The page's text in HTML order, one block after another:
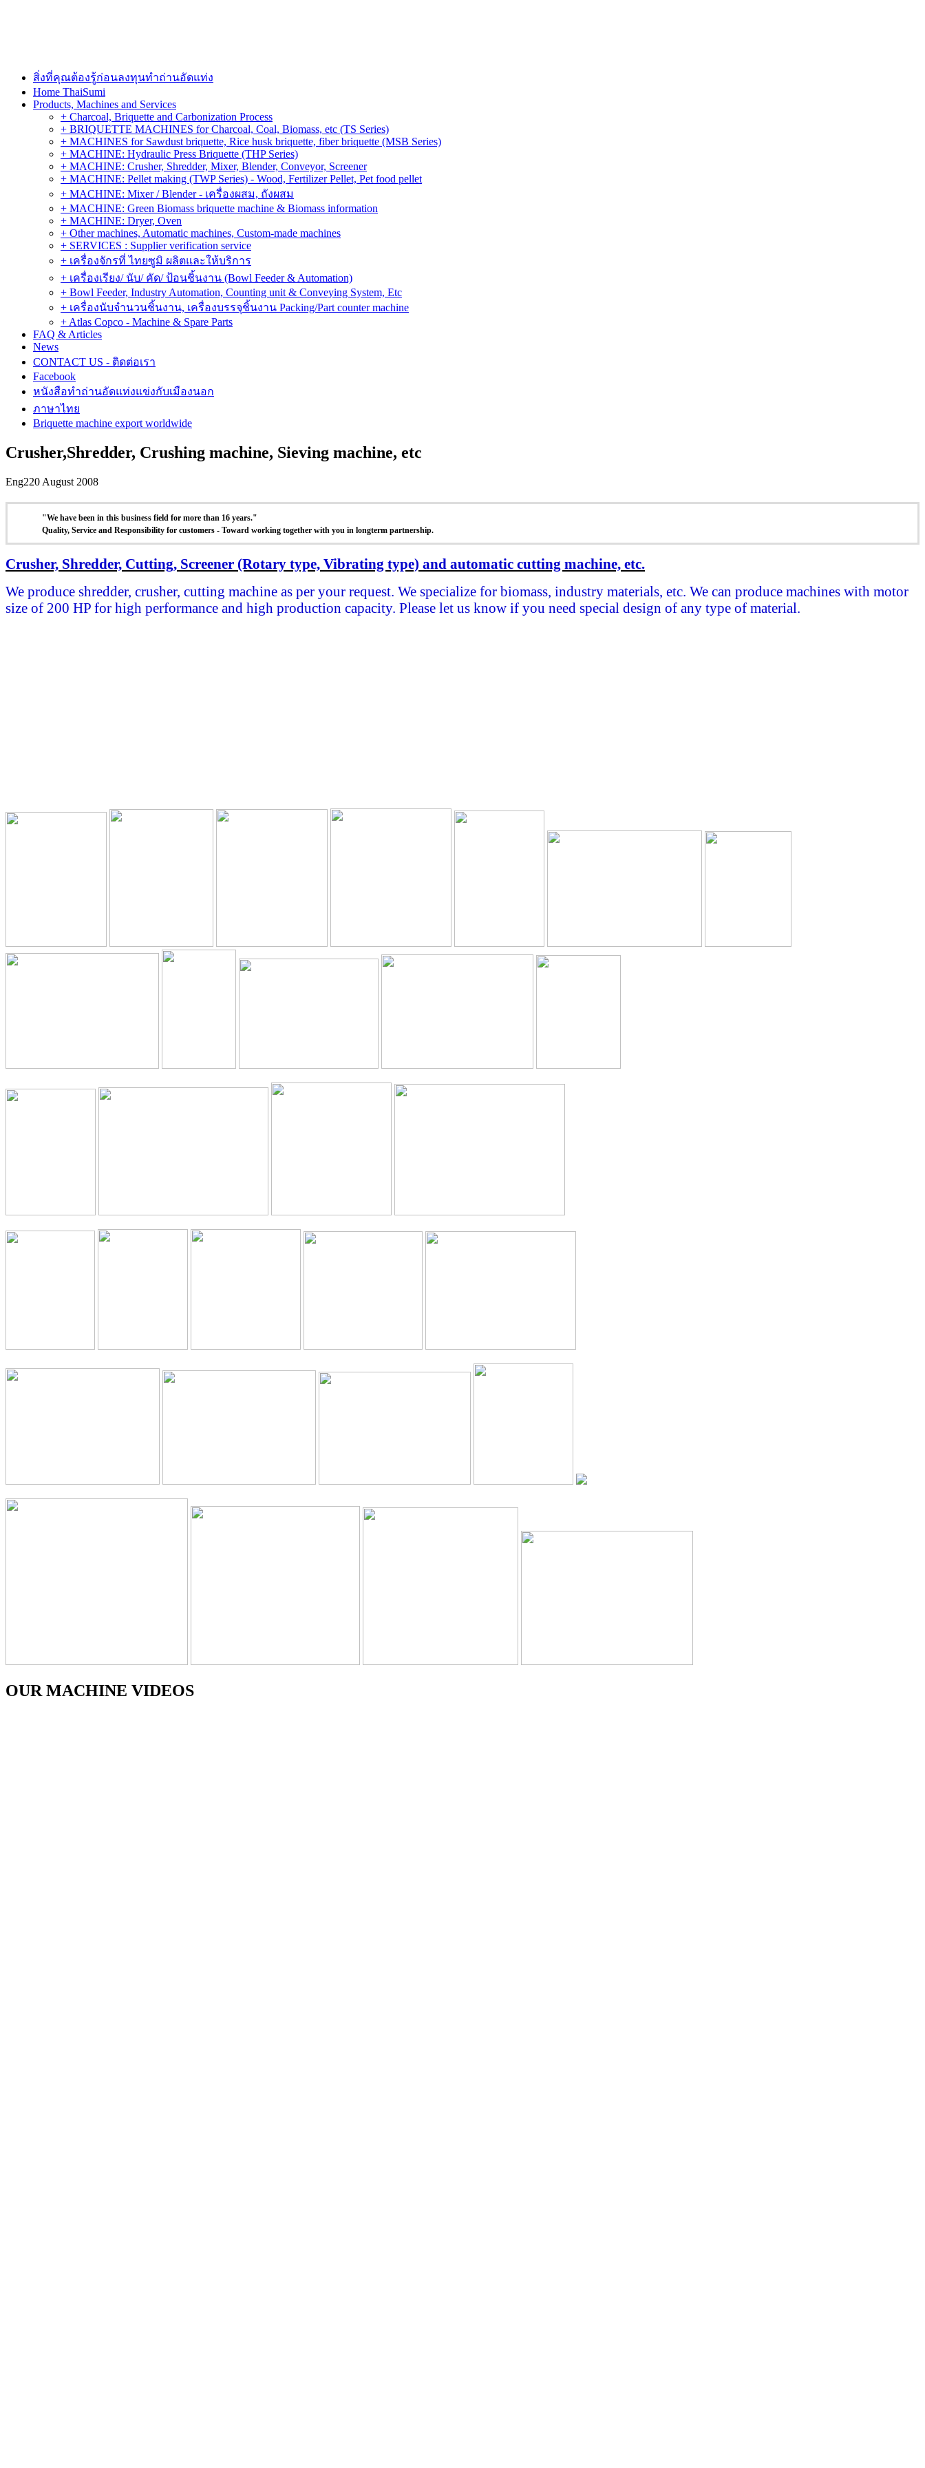
สิ่งที่คุณต้องรู้ก่อนลงทุนทำถ่านอัดแท่ง
Home ThaiSumi
Products, Machines and Services
+ Charcoal, Briquette and Carbonization Process
+ BRIQUETTE MACHINES for Charcoal, Coal, Biomass, etc (TS Series)
+ MACHINES for Sawdust briquette, Rice husk briquette, fiber briquette (MSB Series)
+ MACHINE: Hydraulic Press Briquette (THP Series)
+ MACHINE: Crusher, Shredder, Mixer, Blender, Conveyor, Screener
+ MACHINE: Pellet making (TWP Series) - Wood, Fertilizer Pellet, Pet food pellet
+ MACHINE: Mixer / Blender - เครื่องผสม, ถังผสม
+ MACHINE: Green Biomass briquette machine & Biomass information
+ MACHINE: Dryer, Oven
+ Other machines, Automatic machines, Custom-made machines
+ SERVICES : Supplier verification service
+ เครื่องจักรที่ ไทยซูมิ ผลิตและให้บริการ
+ เครื่องเรียง/ นับ/ คัด/ ป้อนชิ้นงาน (Bowl Feeder & Automation)
+ Bowl Feeder, Industry Automation, Counting unit & Conveying System, Etc
+ เครื่องนับจำนวนชิ้นงาน, เครื่องบรรจุชิ้นงาน Packing/Part counter machine
+ Atlas Copco - Machine & Spare Parts
FAQ & Articles
News
CONTACT US - ติดต่อเรา
Facebook
หนังสือทำถ่านอัดแท่งแข่งกับเมืองนอก
ภาษาไทย
Briquette machine export worldwide
Crusher,Shredder, Crushing machine, Sieving machine, etc
Eng220 August 2008
"We have been in this business field for more than 16 years."
Quality, Service and Responsibility for customers - Toward working together with you in longterm partnership.
Crusher, Shredder, Cutting, Screener (Rotary type, Vibrating type) and automatic cutting machine, etc.
We produce shredder, crusher, cutting machine as per your request. We specialize for biomass, industry materials, etc. We can produce machines with motor
size of 200 HP for high performance and high production capacity. Please let us know if you need special design of any type of material.
OUR MACHINE VIDEOS